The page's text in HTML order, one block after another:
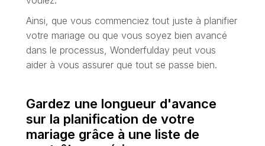
Ainsi, que vous commenciez tout juste à planifier
votre mariage ou que vous soyez bien avancé
dans le processus, Wonderfulday peut vous
aider à vous assurer que tout se passe bien.
Gardez une longueur d'avance
sur la planification de votre
mariage grâce à une liste de